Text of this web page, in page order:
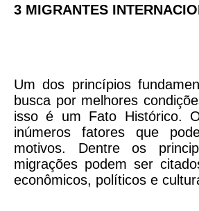
3 MIGRANTES
Um dos princípios
busca por melhores
isso é um Fato Histórico.
inúmeros fatores que
motivos. Dentre os
migrações podem ser
econômicos, políticos e